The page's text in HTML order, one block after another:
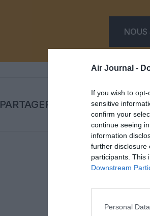
Air Journal -
If you wish to
sensitive
confirm your
continue seeing
information
further disclosure
participants. This
Downstream
Personal
NOUS
PARTAGER L'ARTICLE
Aucun